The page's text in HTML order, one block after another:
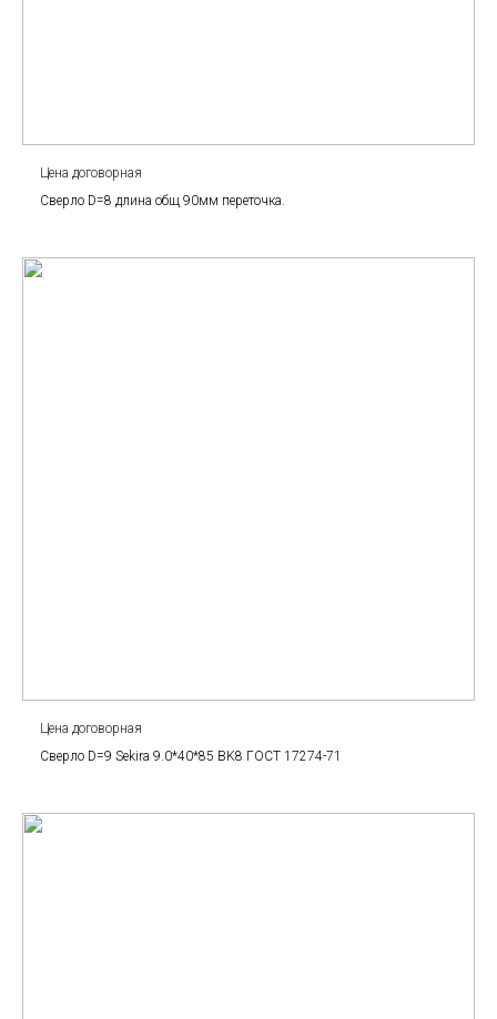
Цена договорная
Сверло D=8 длина общ 90мм переточка.
Цена договорная
Сверло D=9 Sekira 9.0*40*85 BK8 ГОСТ 17274-71